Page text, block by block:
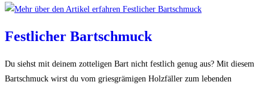
Christmas
Festlicher Bartschmuck
Du siehst mit deinem zotteligen Bart nicht festlich genug aus? Mit diesem
Bartschmuck wirst du vom griesgrämigen Holzfäller zum lebenden